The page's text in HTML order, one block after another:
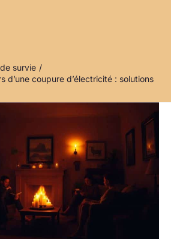
survie
d’une coupure d’électricité : solutions